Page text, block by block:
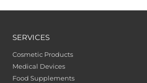
SERVICES
Cosmetic Products
Medical Devices
Food Supplements